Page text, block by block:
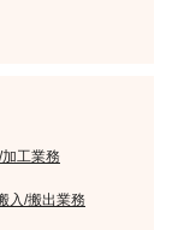
工業務
入/搬出業務